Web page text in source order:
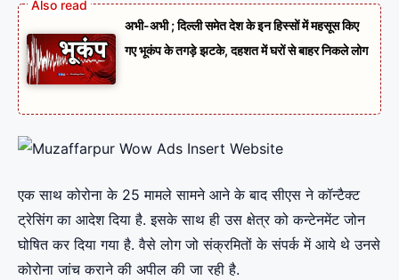
अभी-अभी ; दिल्ली समेत देश के इन हिस्सों में महसूस किए
गए भूकंप के तगड़े झटके, दहशत में घरों से बाहर निकले लोग
एक साथ कोरोना के 25 मामले सामने आने के बाद सीएस ने कॉन्टैक्ट
ट्रेसिंग का आदेश दिया है. इसके साथ ही उस क्षेत्र को कन्टेनमेंट जोन
घोषित कर दिया गया है. वैसे लोग जो संक्रमितों के संपर्क में आये थे उनसे
कोरोना जांच कराने की अपील की जा रही है.